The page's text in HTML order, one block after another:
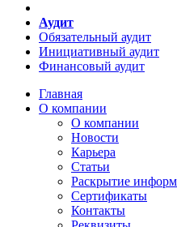
Аудит
Обязательный аудит
Инициативный аудит
Финансовый аудит
Главная
О компании
О компании
Новости
Карьера
Статьи
Раскрытие
Сертификаты
Контакты